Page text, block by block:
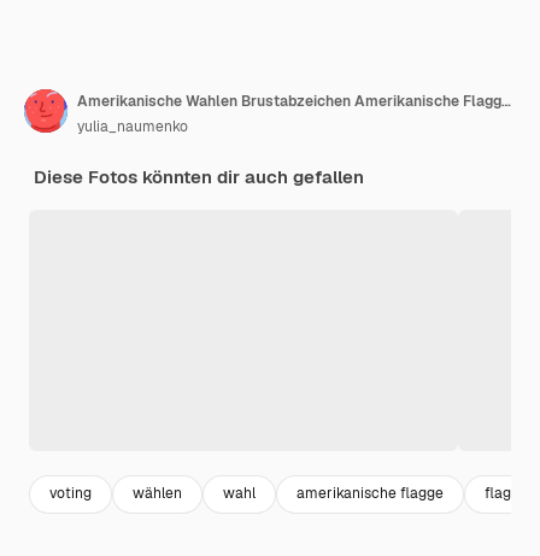
Amerikanische Wahlen Brustabzeichen Amerikanische Flagge und Bulletin
yulia_naumenko
Diese Fotos könnten dir auch gefallen
voting wählen wahl amerikanische flagge flag